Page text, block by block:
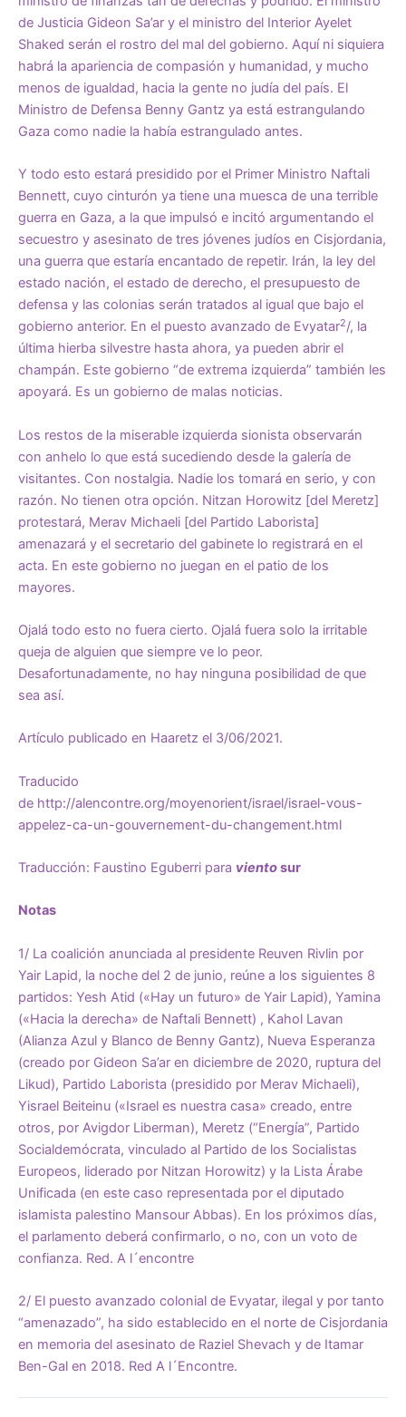
de Justicia Gideon Sa’ar y el ministro del Interior Ayelet
Shaked serán el rostro del mal del gobierno. Aquí ni siquiera
habrá la apariencia de compasión y humanidad, y mucho
menos de igualdad, hacia la gente no judía del país. El
Ministro de Defensa Benny Gantz ya está estrangulando
Gaza como nadie la había estrangulado antes.
Y todo esto estará presidido por el Primer Ministro Naftali
Bennett, cuyo cinturón ya tiene una muesca de una terrible
guerra en Gaza, a la que impulsó e incitó argumentando el
secuestro y asesinato de tres jóvenes judíos en Cisjordania,
una guerra que estaría encantado de repetir. Irán, la ley del
estado nación, el estado de derecho, el presupuesto de
defensa y las colonias serán tratados al igual que bajo el
gobierno anterior. En el puesto avanzado de Evyatar2/, la
última hierba silvestre hasta ahora, ya pueden abrir el
champán. Este gobierno “de extrema izquierda” también les
apoyará. Es un gobierno de malas noticias.
Los restos de la miserable izquierda sionista observarán
con anhelo lo que está sucediendo desde la galería de
visitantes. Con nostalgia. Nadie los tomará en serio, y con
razón. No tienen otra opción. Nitzan Horowitz [del Meretz]
protestará, Merav Michaeli [del Partido Laborista]
amenazará y el secretario del gabinete lo registrará en el
acta. En este gobierno no juegan en el patio de los
mayores.
Ojalá todo esto no fuera cierto. Ojalá fuera solo la irritable
queja de alguien que siempre ve lo peor.
Desafortunadamente, no hay ninguna posibilidad de que
sea así.
Artículo publicado en Haaretz el 3/06/2021.
Traducido
de http://alencontre.org/moyenorient/israel/israel-vous-
appelez-ca-un-gouvernement-du-changement.html
Traducción: Faustino Eguberri para vientosur
Notas
1/ La coalición anunciada al presidente Reuven Rivlin por
Yair Lapid, la noche del 2 de junio, reúne a los siguientes 8
partidos: Yesh Atid («Hay un futuro» de Yair Lapid), Yamina
(«Hacia la derecha» de Naftali Bennett) , Kahol Lavan
(Alianza Azul y Blanco de Benny Gantz), Nueva Esperanza
(creado por Gideon Sa’ar en diciembre de 2020, ruptura del
Likud), Partido Laborista (presidido por Merav Michaeli),
Yisrael Beiteinu («Israel es nuestra casa» creado, entre
otros, por Avigdor Liberman), Meretz (“Energía”, Partido
Socialdemócrata, vinculado al Partido de los Socialistas
Europeos, liderado por Nitzan Horowitz) y la Lista Árabe
Unificada (en este caso representada por el diputado
islamista palestino Mansour Abbas). En los próximos días,
el parlamento deberá confirmarlo, o no, con un voto de
confianza. Red. A l´encontre
2/ El puesto avanzado colonial de Evyatar, ilegal y por tanto
“amenazado”, ha sido establecido en el norte de Cisjordania
en memoria del asesinato de Raziel Shevach y de Itamar
Ben-Gal en 2018. Red A l´Encontre.